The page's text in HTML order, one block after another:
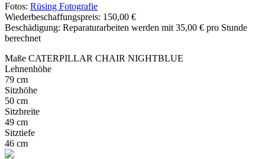
Fotos: Rüsing Fotografie
Wiederbeschaffungspreis: 150,00 €
Beschädigung: Reparaturarbeiten werden mit 35,00 € pro Stunde
berechnet
Maße CATERPILLAR CHAIR NIGHTBLUE
Lehnenhöhe
79 cm
Sitzhöhe
50 cm
Sitzbreite
49 cm
Sitztiefe
46 cm